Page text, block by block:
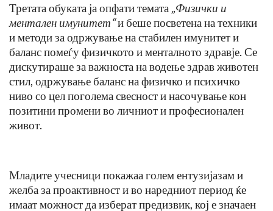
Третата обуката ја опфати темата „Физички и
ментален имунитет“и беше посветена на техники
и методи за одржување на стабилен имунитет и
баланс помеѓу физичкото и менталното здравје. Се
дискутираше за важноста на водење здрав животен
стил, одржување баланс на физичко и психичко
ниво со цел поголема свесност и насочување кон
позитини промени во личниот и професионален
живот.
Младите учесници покажаа голем ентузијазам и
желба за проактивност и во наредниот период ќе
имаат можност да изберат предизвик, кој е значаен